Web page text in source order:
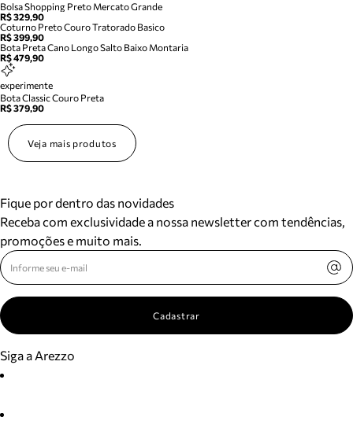
Bolsa Shopping Preto Mercato Grande
R$ 329,90
Coturno Preto Couro Tratorado Basico
R$ 399,90
Bota Preta Cano Longo Salto Baixo Montaria
R$ 479,90
experimente
Bota Classic Couro Preta
R$ 379,90
Veja mais produtos
Fique por dentro das novidades
Receba com exclusividade a nossa newsletter com tendências,
promoções e muito mais.
Cadastrar
Siga a Arezzo